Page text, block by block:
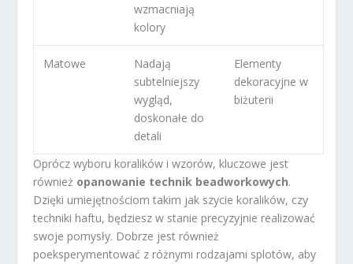
wzmacniają
kolory
Matowe
Nadają
subtelniejszy
wygląd,
doskonałe do
detali
Elementy
dekoracyjne w
biżuterii
Oprócz wyboru koralików i wzorów, kluczowe jest
również opanowanie technik beadworkowych.
Dzięki umiejętnościom takim jak szycie koralików, czy
techniki haftu, będziesz w stanie precyzyjnie realizować
swoje pomysły. Dobrze jest również
poeksperymentować z różnymi rodzajami splotów, aby